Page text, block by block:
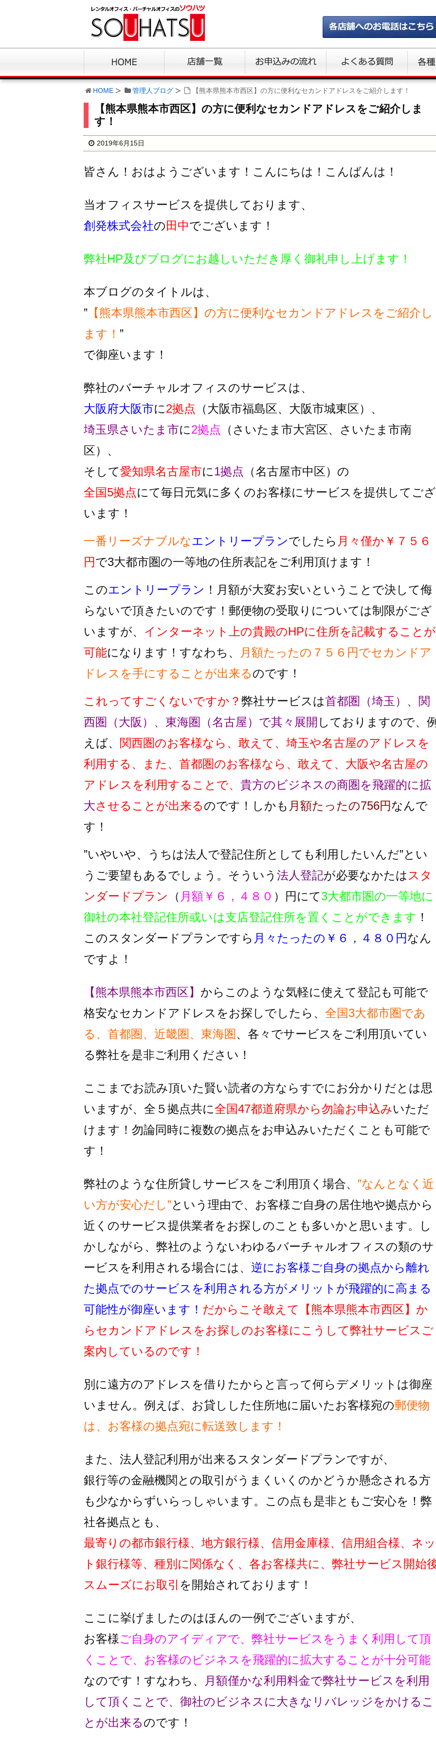
HOME 管理人ブログ 【熊本県熊本市西区】の方に便利なセカンドアドレスをご紹介します！
【熊本県熊本市西区】の方に便利なセカンドアドレスをご紹介しま
す！
2019年6月15日
皆さん！おはようございます！こんにちは！こんばんは！
当オフィスサービスを提供しております、
創発株式会社の田中でございます！
弊社HP及びブログにお越しいただき厚く御礼申し上げます！
本ブログのタイトルは、
” 【熊本県熊本市西区】の方に便利なセカンドアドレスをご紹介し
ます！ ”
で御座います！
弊社のバーチャルオフィスのサービスは、
大阪府大阪市に2拠点 （大阪市福島区、大阪市城東区）、
埼玉県さいたま市に2拠点 （さいたま市大宮区、さいたま市南
区）、
そして愛知県名古屋市に1拠点 （名古屋市中区）の
全国5拠点にて毎日元気に多くのお客様にサービスを提供してござ
います！
一番リーズナブルなエントリープランでしたら 月々僅か￥７５６
円で3大都市圏の一等地の住所表記をご利用頂けます！
このエントリープラン ！月額が大変お安いということで決して侮
らないで頂きたいのです！郵便物の受取りについては制限がござ
いますが、 インターネット上の貴殿のHPに住所を記載することが
可能になります！すなわち、
月額たったの７５６円でセカンドア
ドレスを手にすることが出来るのです！
これってすごくないですか？ 弊社サービスは首都圏（埼玉）、関
西圏（大阪）、東海圏（名古屋）で其々展開 しておりますので、例
えば、 関西圏のお客様なら、敢えて、埼玉や名古屋のアドレスを
利用する、また、首都圏のお客様なら、敢えて、大阪や名古屋の
アドレスを利用することで、 貴方のビジネスの商圏を飛躍的に拡
大させることが出来るのです！しかも 月額たったの756円なんで
す！
”いやいや、うちは法人で登記住所としても利用したいんだ”とい
うご要望もあるでしょう。そういう 法人登記が必要なかたは スタ
ンダードプラン
（ 月額￥６，４８０ ）円にて3大都市圏の一等地に
御社の本社登記住所或いは支店登記住所を置くことができます ！
このスタンダードプランですら 月々たったの￥６，４８０円なん
ですよ！
【熊本県熊本市西区】 からこのような気軽に使えて登記も可能で
格安なセカンドアドレスをお探しでしたら、 全国3大都市圏であ
る、首都圏、近畿圏、東海圏 、各々でサービスをご利用頂いてい
る弊社を是非ご利用ください！
ここまでお読み頂いた賢い読者の方ならすでにお分かりだとは思
いますが、全５拠点共に全国47都道府県から勿論お申込みいただ
けます！ 勿論同時に複数の拠点をお申込みいただくことも可能で
す！
弊社のような住所貸しサービスをご利用頂く場合、 ”なんとなく近
い方が安心だし”という理由で、お客様ご自身の居住地や拠点から
近くのサービス提供業者をお探しのことも多いかと思います。し
かしながら、 弊社のようないわゆるバーチャルオフィスの類のサ
ービスを利用される場合には、 逆にお客様ご自身の拠点から離れ
た拠点でのサービスを利用 される方がメリットが飛躍的に高まる
可能性が御座います！ だからこそ敢えて 【熊本県熊本市西区】 か
らセカンドアドレスをお探しのお客様にこうして弊社サービスご
案内しているのです！
別に遠方のアドレスを借りたからと言って何らデメリットは御座
いません。例えば、お貸しした住所地に届いたお客様宛の郵便物
は、お客様の拠点宛に転送致します！
また、法人登記利用が出来るスタンダードプランですが、
銀行等の金融機関との取引がうまくいくのかどうか懸念される方
も少なからずいらっしゃいます。この点も是非ともご安心を！弊
社各拠点とも、
最寄りの都市銀行様、地方銀行様、信用金庫様、信用組合様、ネッ
ト銀行様等、種別に関係なく、各お客様共に、弊社サービス開始
スムーズに お取引 を開始されております！
ここに挙げましたのはほんの一例でございますが、
お客様ご自身のアイディアで、弊社サービスをうまく利用して頂
くことで、 お客様のビジネスを飛躍的に拡大することが十分可能
なのです！ すなわち、
月額僅かな利用料金で弊社サービスを利用
して頂くことで、 御社のビジネスに大きなリバレッジをかけるこ
とが出来るのです！